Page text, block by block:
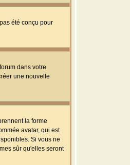
été conçu pour
dans votre
une nouvelle
la forme
avatar, qui est
Si vous ne
sûr qu'elles seront